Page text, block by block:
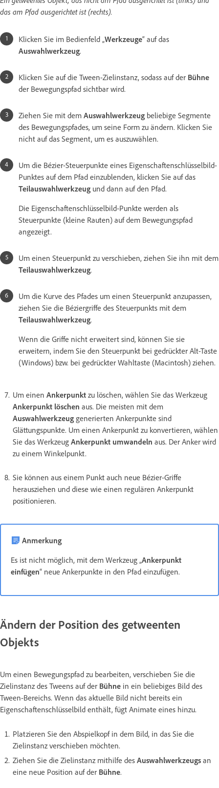
das am Pfad ausgerichtet ist (rechts).
Klicken Sie im Bedienfeld „Werkzeuge“ auf das
Auswahlwerkzeug.
Klicken Sie auf die Tween-Zielinstanz, sodass auf der Bühne
der Bewegungspfad sichtbar wird.
Ziehen Sie mit dem Auswahlwerkzeug beliebige Segmente
des Bewegungspfades, um seine Form zu ändern. Klicken Sie
nicht auf das Segment, um es auszuwählen.
Um die Bézier-Steuerpunkte eines Eigenschaftenschlüsselbild-
Punktes auf dem Pfad einzublenden, klicken Sie auf das
Teilauswahlwerkzeug und dann auf den Pfad.
Die Eigenschaftenschlüsselbild-Punkte werden als
Steuerpunkte (kleine Rauten) auf dem Bewegungspfad
angezeigt.
Um einen Steuerpunkt zu verschieben, ziehen Sie ihn mit dem
Teilauswahlwerkzeug.
Um die Kurve des Pfades um einen Steuerpunkt anzupassen,
ziehen Sie die Béziergriffe des Steuerpunkts mit dem
Teilauswahlwerkzeug.
Wenn die Griffe nicht erweitert sind, können Sie sie
erweitern, indem Sie den Steuerpunkt bei gedrückter Alt-Taste
(Windows) bzw. bei gedrückter Wahltaste (Macintosh) ziehen.
Um einen Ankerpunkt zu löschen, wählen Sie das Werkzeug
Ankerpunkt löschen aus. Die meisten mit dem
Auswahlwerkzeug generierten Ankerpunkte sind
Glättungspunkte. Um einen Ankerpunkt zu konvertieren, wählen
Sie das Werkzeug Ankerpunkt umwandeln aus. Der Anker wird
zu einem Winkelpunkt.
Sie können aus einem Punkt auch neue Bézier-Griffe
herausziehen und diese wie einen regulären Ankerpunkt
positionieren.
Anmerkung
Es ist nicht möglich, mit dem Werkzeug „Ankerpunkt
einfügen“ neue Ankerpunkte in den Pfad einzufügen.
Ändern der Position des getweenten
Objekts
Um einen Bewegungspfad zu bearbeiten, verschieben Sie die
Zielinstanz des Tweens auf der Bühne in ein beliebiges Bild des
Tween-Bereichs. Wenn das aktuelle Bild nicht bereits ein
Eigenschaftenschlüsselbild enthält, fügt Animate eines hinzu.
Platzieren Sie den Abspielkopf in dem Bild, in das Sie die
Zielinstanz verschieben möchten.
Ziehen Sie die Zielinstanz mithilfe des Auswahlwerkzeugs an
eine neue Position auf der Bühne.